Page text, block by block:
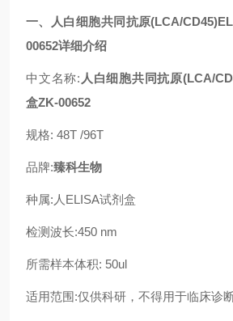
一、人白细胞共同抗原(LCA/
00652详细介绍
中文名称: 人白细胞共同抗原(LCA/
盒ZK-00652
规格: 48T /96T
品牌:臻科生物
种属:人ELISA试剂盒
检测波长:450 nm
所需样本体积: 50ul
适用范围:仅供科研，不得用于临床诊断